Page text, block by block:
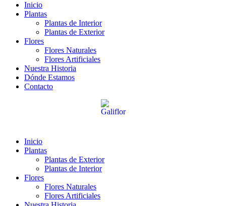
Inicio
Plantas
Plantas de Interior
Plantas de Exterior
Flores
Flores Naturales
Flores Artificiales
Nuestra Historia
Dónde Estamos
Contacto
Inicio
Plantas
Plantas de Exterior
Plantas de Interior
Flores
Flores Naturales
Flores Artificiales